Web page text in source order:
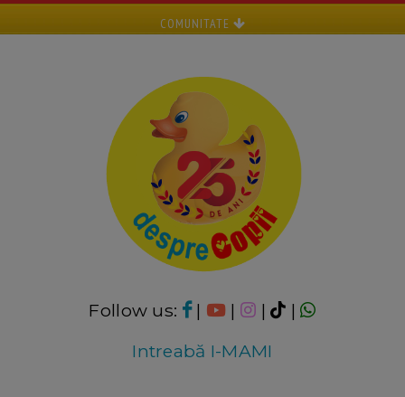
COMUNITATE
Follow us: | | |
|
Intreabă I-MAMI